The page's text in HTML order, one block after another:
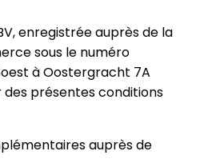
enregistrée auprès de la
sous le numéro
à Oostergracht 7A
des présentes conditions
auprès de